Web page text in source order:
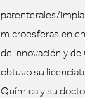
parenterales/
microesferas en
de innovación y de
obtuvo su
Química y su